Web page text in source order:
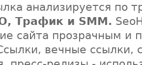
анализируется по
Трафик и SMM.
сайта прозрачным и
вечные ссылки,